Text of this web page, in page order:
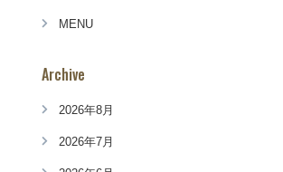
MENU
Archive
2026年8月
2026年7月